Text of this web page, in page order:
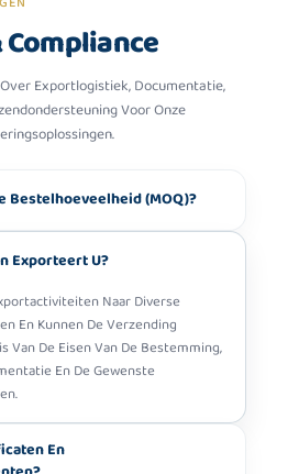
Exportlogistiek, Documentatie,
Voor Onze
Bestelhoeveelheid (MOQ)?
Exporteert U?
Naar Diverse
En Kunnen De Verzending
Van De Eisen Van De Bestemming,
En De Gewenste
En